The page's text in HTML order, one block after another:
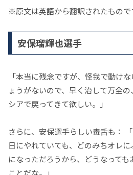
※原文は英語から翻訳されたもので
安保瑠輝也選手
「本当に残念ですが、怪我で動け
ょうがないので、早く治して万全
シアで戻ってきて欲しい。」
さらに、安保選手らしい毒舌も：
日にやれていても、どのみちオレ
になっただろうから、どうなって